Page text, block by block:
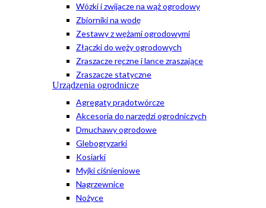
Wózki i zwijacze na wąż ogrodowy
Zbiorniki na wodę
Zestawy z wężami ogrodowymi
Złączki do węży ogrodowych
Zraszacze ręczne i lance zraszające
Zraszacze statyczne
Urządzenia ogrodnicze
Agregaty prądotwórcze
Akcesoria do narzędzi ogrodniczych
Dmuchawy ogrodowe
Glebogryzarki
Kosiarki
Myjki ciśnieniowe
Nagrzewnice
Nożyce